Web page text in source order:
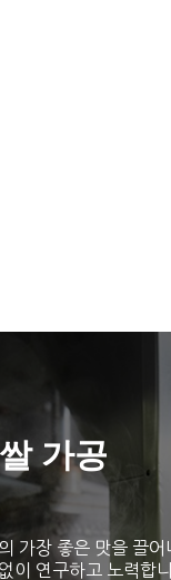
가공
가장 좋은 맛을 끌어
이 연구하고 노력합